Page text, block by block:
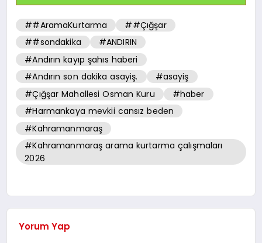
##AramaKurtarma
##Çığşar
##sondakika
#ANDIRIN
#Andırın kayıp şahıs haberi
#Andırın son dakika asayiş.
#asayiş
#Çığşar Mahallesi Osman Kuru
#haber
#Harmankaya mevkii cansız beden
#Kahramanmaraş
#Kahramanmaraş arama kurtarma çalışmaları
2026
Yorum Yap